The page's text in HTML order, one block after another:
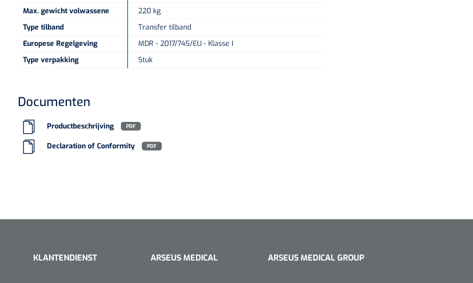
Max. gewicht volwassene
220 kg
Type tilband
Transfer tilband
Europese Regelgeving
MDR - 2017/745/EU - Klasse I
Type verpakking
Stuk
Documenten
Productbeschrijving PDF
Declaration of Conformity PDF
KLANTENDIENST ARSEUS MEDICAL ARSEUS MEDICAL GROUP